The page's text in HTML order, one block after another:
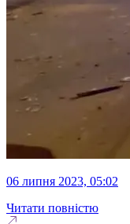
06 липня 2023, 05:02
Читати повністю